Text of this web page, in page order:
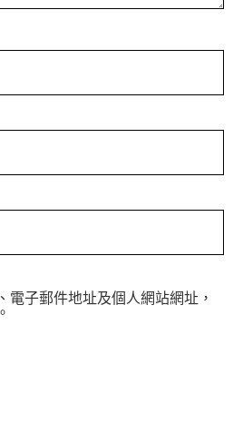
電子郵件地址及個人網站網址，